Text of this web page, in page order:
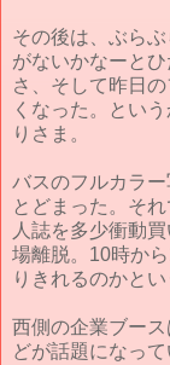
その後は、ぶら
がないかなーと
さ、そして昨日
くなった。とい
りさま。
バスのフルカラ
とどまった。そ
人誌を多少衝動
場離脱。10時か
りきれるのかと
西側の企業ブー
どが話題になっ